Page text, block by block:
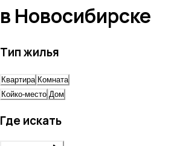
в Новосибирске
Тип жилья
Квартира Комната
Койко-место Дом
Где искать